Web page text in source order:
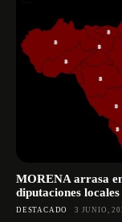
MORENA arrasa
diputaciones
DESTACADO 3 JUNIO,